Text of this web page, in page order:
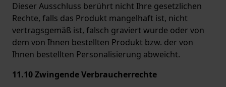
Dieser Ausschluss berührt nicht Ihre gesetzlichen
Rechte, falls das Produkt mangelhaft ist, nicht
vertragsgemäß ist, falsch graviert wurde oder von
dem von Ihnen bestellten Produkt bzw. der von
Ihnen bestellten Personalisierung abweicht.
11.10 Zwingende Verbraucherrechte